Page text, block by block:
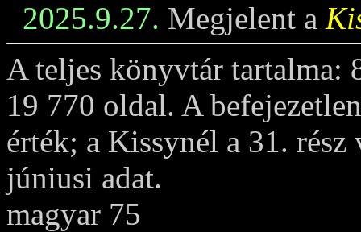
2025.9.27. Megjelent a
A teljes könyvtár tartalma:
19 770 oldal. A
érték; a Kissynél a 31.
júniusi adat.
magyar 75